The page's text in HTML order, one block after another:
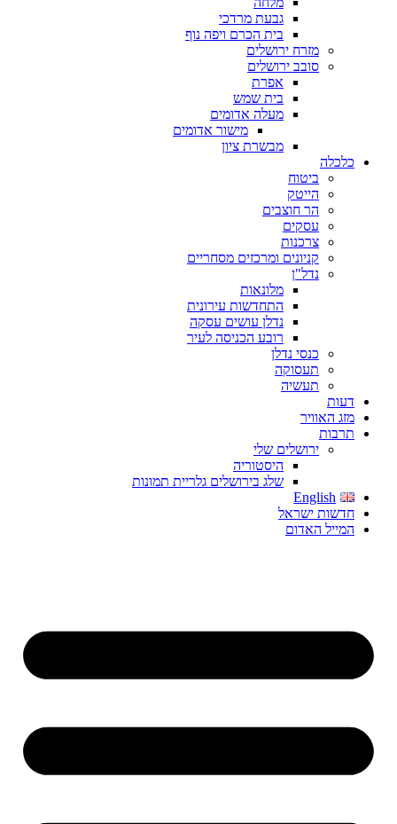
גבעת מרדכי
בית הכרם ויפה נוף
מזרח ירושלים
סובב ירושלים
אפרת
בית שמש
מעלה אדומים
מישור אדומים
מבשרת ציון
כלכלה
ביטוח
הייטק
הר חוצבים
עסקים
צרכנות
קניונים ומרכזים מסחריים
נדל"ן
מלונאות
התחדשות עירונית
נדלן עושים עסקה
רובע הכניסה לעיר
כנסי נדלן
תעסוקה
תעשיה
דעות
מזג האוויר
תרבות
ירושלים שלי
היסטוריה
שלג בירושלים גלריית תמונות
English
חדשות ישראל
המייל האדום